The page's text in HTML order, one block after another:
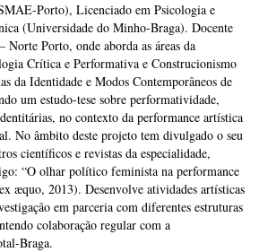
Porto), Licenciado em Psicologia e
(Universidade do Minho-Braga). Docente
Norte Porto, onde aborda as áreas da
Crítica e Performativa e Construcionismo
da Identidade e Modos Contemporâneos de
um estudo-tese sobre performatividade,
no contexto da performance artística
No âmbito deste projeto tem divulgado o seu
científicos e revistas da especialidade,
“O olhar político feminista na performance
æquo, 2013). Desenvolve atividades artísticas
em parceria com diferentes estruturas
colaboração regular com a
Braga.